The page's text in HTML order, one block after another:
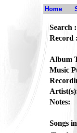
Home
Search :
Record :
Album
Music
Notes:
Songs